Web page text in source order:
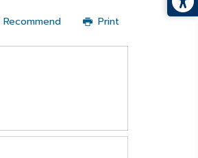
Recommend Print